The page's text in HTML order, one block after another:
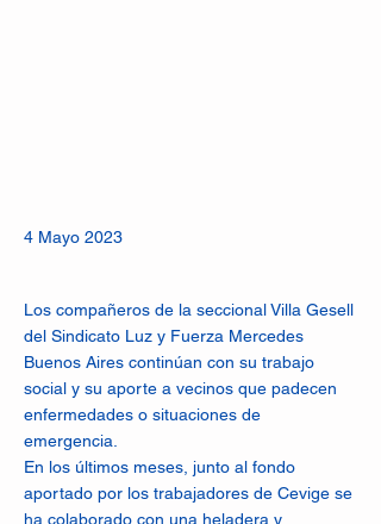
4 Mayo 2023
Los compañeros de la seccional Villa Gesell
del Sindicato Luz y Fuerza Mercedes
Buenos Aires continúan con su trabajo
social y su aporte a vecinos que padecen
enfermedades o situaciones de
emergencia.
En los últimos meses, junto al fondo
aportado por los trabajadores de Cevige se
ha colaborado con una heladera y